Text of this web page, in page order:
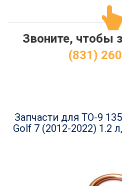
Звоните, чтобы
(831)
Запчасти для ТО-9
Golf 7 (2012-2022) 1.2